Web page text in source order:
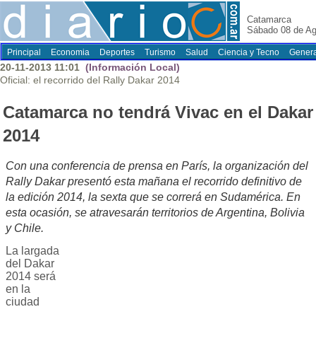
Catamarca
Sábado 08 de
Principal Economia Deportes Turismo Salud Ciencia y Tecno
20-11-2013 11:01 (Información Local)
Oficial: el recorrido del Rally Dakar 2014
Catamarca no tendrá Vivac en el Dakar
2014
Con una conferencia de prensa en París, la organización del
Rally Dakar presentó esta mañana el recorrido definitivo de
la edición 2014, la sexta que se correrá en Sudamérica. En
esta ocasión, se atravesarán territorios de Argentina, Bolivia
y Chile.
La largada
del Dakar
2014 será
en la
ciudad